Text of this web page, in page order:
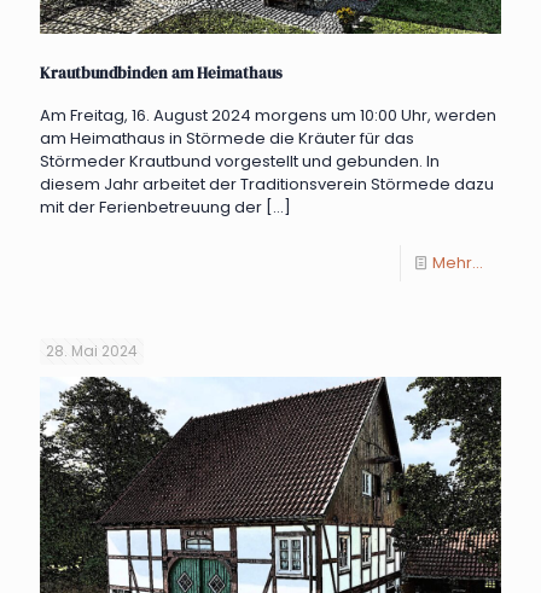
Krautbundbinden am Heimathaus
Am Freitag, 16. August 2024 morgens um 10:00 Uhr, werden
am Heimathaus in Störmede die Kräuter für das
Störmeder Krautbund vorgestellt und gebunden. In
diesem Jahr arbeitet der Traditionsverein Störmede dazu
mit der Ferienbetreuung der […]
Mehr...
28. Mai 2024